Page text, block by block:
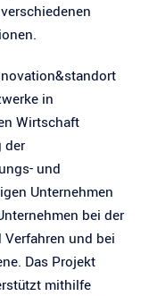
in
Wirtschaft
der
und
Unternehmen
bei der
und bei
Das Projekt
mithilfe